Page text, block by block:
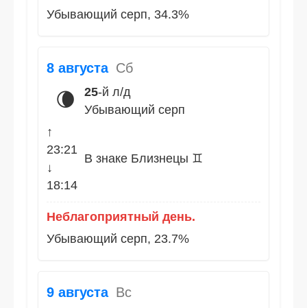
Убывающий серп, 34.3%
8 августа Сб
🌘 25-й л/д
Убывающий серп
↑
23:21
↓
18:14
В знаке Близнецы ♊
Неблагоприятный день.
Убывающий серп, 23.7%
9 августа Вс